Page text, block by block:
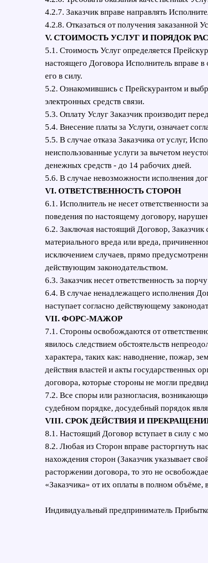
4.2.7. Заказчик вправе направлять
4.2.8. Отказаться от получения заказанной
V. СТОИМОСТЬ УСЛУГ И ПОРЯДОК
5.1. Стоимость Услуг определяется
настоящего Договора Исполнитель вправе
его в силу.
5.2. Ознакомившись с Прейскурантом и
электронных средств связи.
5.3. Оплату Услуг Заказчик производит
5.4. Внесение платы за Услуги, означает
5.5. В случае отказа Заказчика от услуг,
неиспользованные услуги за вычетом
денежных средств - до 14 рабочих дней.
5.6. В случае невозможности исполнения
VI. ОТВЕТСТВЕННОСТЬ СТОРОН
6.1. Исполнитель не несет
поведения по настоящему договору,
6.2. Заключая настоящий Договор, Заказчик
материального вреда или вреда,
исключением случаев, прямо
действующим законодательством.
6.3. Заказчик несет ответственность за
6.4. В случае ненадлежащего исполнения
наступает согласно действующему
VII. ФОРС-МАЖОР
7.1. Стороны освобождаются от
явилось следствием обстоятельств
характера, таких как: наводнение, пожар,
действия властей и акты государственных
договора, которые стороны не могли
7.2. Все споры или разногласия,
судебном порядке, досудебный порядок
VIII. СРОК ДЕЙСТВИЯ И
8.1. Настоящий Договор вступает в силу с
8.2. Любая из Сторон вправе расторгнуть
нахождения сторон (Заказчик указывает
расторжении договора, то это не
«Заказчика» от их оплаты в полном объёме,
Индивидуальный предприниматель